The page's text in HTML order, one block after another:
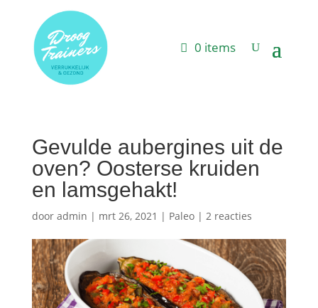
0 items
Gevulde aubergines uit de
oven? Oosterse kruiden
en lamsgehakt!
door admin | mrt 26, 2021 | Paleo| 2 reacties